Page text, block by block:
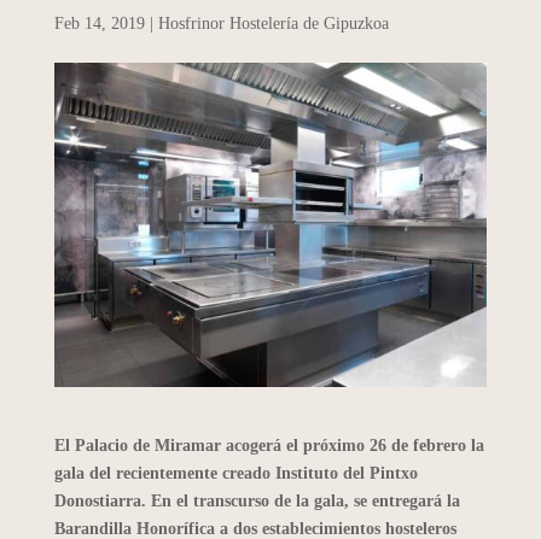
Feb 14, 2019| Hosfrinor Hostelería de Gipuzkoa
El Palacio de Miramar acogerá el próximo 26 de febrero la
gala del recientemente creado Instituto del Pintxo
Donostiarra. En el transcurso de la gala, se entregará la
Barandilla Honorífica a dos establecimientos hosteleros